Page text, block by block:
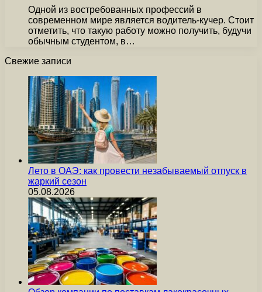
Одной из востребованных профессий в
современном мире является водитель-кучер. Стоит
отметить, что такую работу можно получить, будучи
обычным студентом, в…
Свежие записи
Лето в ОАЭ: как провести незабываемый отпуск в
жаркий сезон
05.08.2026